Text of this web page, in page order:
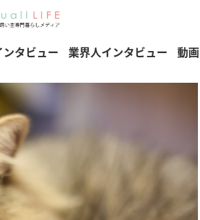
タビュー 業界人インタビュー 動画